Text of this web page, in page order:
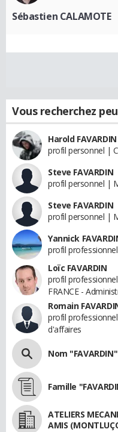
Sébastien CALAMOTE
Vous recherchez
Harold FAVARDIN
profil personnel |
Steve FAVARDIN
profil personnel |
Steve FAVARDIN
profil personnel |
Yannick
profil
Loïc FAVARDIN
profil
FRANCE -
Romain
profil
d'affaires
Nom "FAVARDIN"
Famille
ATELIERS
AMIS